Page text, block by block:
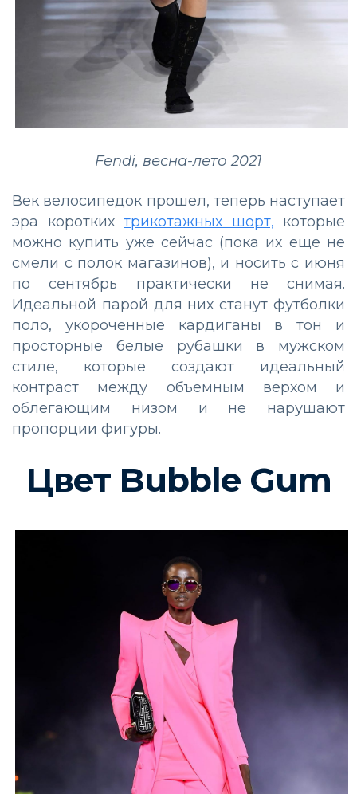
Fendi, весна-лето 2021
Век велосипедок прошел, теперь наступает
эра коротких трикотажных шорт, которые
можно купить уже сейчас (пока их еще не
смели с полок магазинов), и носить с июня
по сентябрь практически не снимая.
Идеальной парой для них станут футболки
поло, укороченные кардиганы в тон и
просторные белые рубашки в мужском
стиле, которые создают идеальный
контраст между объемным верхом и
облегающим низом и не нарушают
пропорции фигуры.
Цвет Bubble Gum